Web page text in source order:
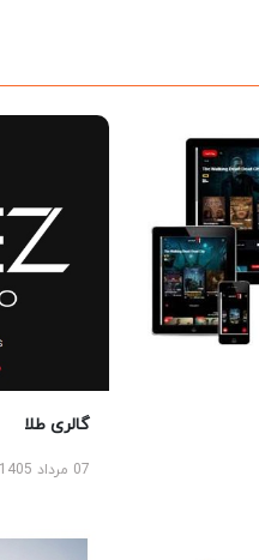
گالری طلا
07 مرداد 1405